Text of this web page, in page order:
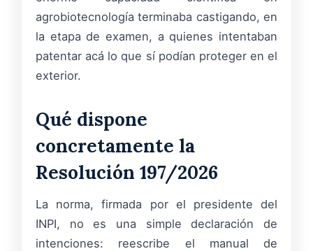
agrobiotecnología terminaba castigando, en
la etapa de examen, a quienes intentaban
patentar acá lo que sí podían proteger en el
exterior.
Qué dispone
concretamente la
Resolución 197/2026
La norma, firmada por el presidente del
INPI, no es una simple declaración de
intenciones: reescribe el manual de